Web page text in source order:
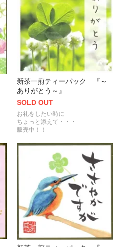
新茶一煎ティーパック 『～
ありがとう～』
SOLD OUT
お礼をしたい時に
ちょっと添えて・・・
販売中！！